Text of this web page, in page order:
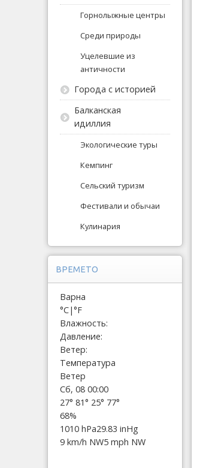
Горнолыжные центры
Среди природы
Уцелевшие из
античности
Города с историей
Балканская
идиллия
Экологические туры
Кемпинг
Сельский туризм
Фестивали и обычаи
Кулинария
ВРЕМЕТО
Варна
°C|°F
Влажность:
Давление:
Ветер:
Температура
Ветер
Сб, 08 00:00
27° 81° 25° 77°
68%
1010 hPa29.83 inHg
9 km/h NW5 mph NW